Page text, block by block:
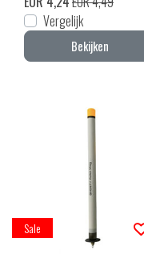
Vergelijk
Bekijken
Sale